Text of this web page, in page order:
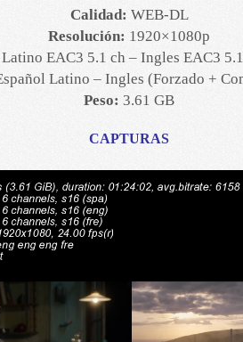
Calidad: WEB-DL
Resolución: 1920×1080p
EAC3 5.1 ch – Ingles EAC3
Latino – Ingles (Forzado +
Peso: 3.61 GB
CAPTURAS